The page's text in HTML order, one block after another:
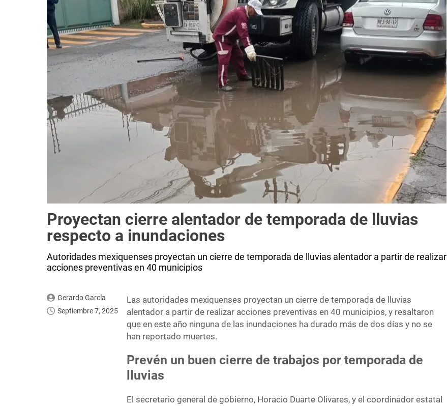
Proyectan cierre alentador de temporada de lluvias
respecto a inundaciones
Autoridades mexiquenses proyectan un cierre de temporada de lluvias alentador a partir de realizar
acciones preventivas en 40 municipios
Gerardo García
Septiembre 7, 2025
Las autoridades mexiquenses proyectan un cierre de temporada de lluvias
alentador a partir de realizar acciones preventivas en 40 municipios, y resaltaron
que en este año ninguna de las inundaciones ha durado más de dos días y no se
han reportado muertes.
Prevén un buen cierre de trabajos por temporada de
lluvias
El secretario general de gobierno, Horacio Duarte Olivares, y el coordinador estatal